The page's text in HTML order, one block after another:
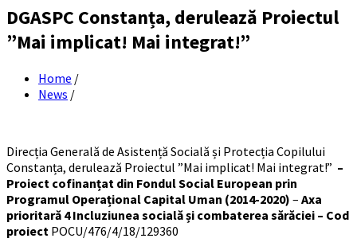
DGASPC Constanța, derulează Proiectul
”Mai implicat! Mai integrat!”
Home /
News /
Direcția Generală de Asistență Socială și Protecția Copilului
Constanța, derulează Proiectul ”Mai implicat! Mai integrat!” –
Proiect cofinanțat din Fondul Social European prin
Programul Operațional Capital Uman (2014-2020) – Axa
prioritară 4 Incluziunea socială și combaterea sărăciei – Cod
proiect POCU/476/4/18/129360